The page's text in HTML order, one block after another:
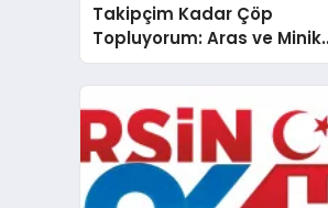
Takipçim Kadar Çöp
Topluyorum: Aras ve Minik
Doğa Müfettişleri Görev
Başında